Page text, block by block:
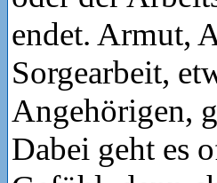
endet. Armut,
Sorgearbeit,
Angehörigen,
Dabei geht es